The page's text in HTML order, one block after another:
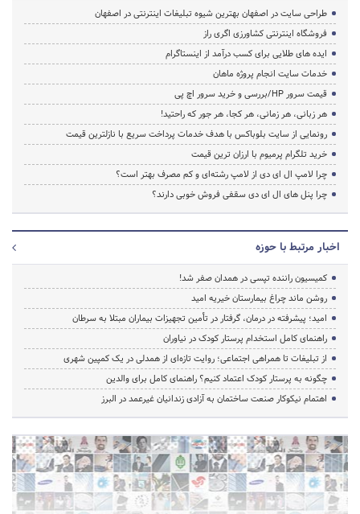
طراحی سایت در اصفهان بهترین شیوه تبلیغات اینترنتی در اصفهان
فروشگاه اینترنتی کشاورزی اگری راز
ایده های طلایی برای کسب درآمد از اینستاگرام
خدمات سایت انجام پروژه ماهان
قیمت سرور HP/بررسی و خرید سرور اچ پی
هر زبانی، هر زمانی، هر کجا، هر جور که راحتید!
رونمایی از سایت بلوباکس با هدف خدمات پرداخت سریع با نازلترین قیمت
خرید تلگرام پرمیوم با ارزان ترین قیمت
چرا لامپ ال ای دی از لامپ رشته‌ای و کم مصرف بهتر است؟
چرا پنل های ال ای دی سقفی فروش خوبی دارند؟
اخبار مرتبط با حوزه
کمیسیون راننده تپسی در همدان صفر شد!
روشن ماند چراغ بیمارستان خیریه امید
امید؛ پیشرفته در درمان، گرفتار در تأمین تجهیزات بیماران مبتلا به سرطان
راهنمای کامل استخدام پرستار کودک در نیاوران
از تبلیغات تا همراهی اجتماعی؛ روایت تازه‌ای از همدلی در یک کمپین شهری
چگونه به پرستار کودک اعتماد کنیم؟ راهنمای کامل برای والدین
اهتمام نیکوکار صنعت ساختمان به آزادی زندانیان غیرعمد در البرز